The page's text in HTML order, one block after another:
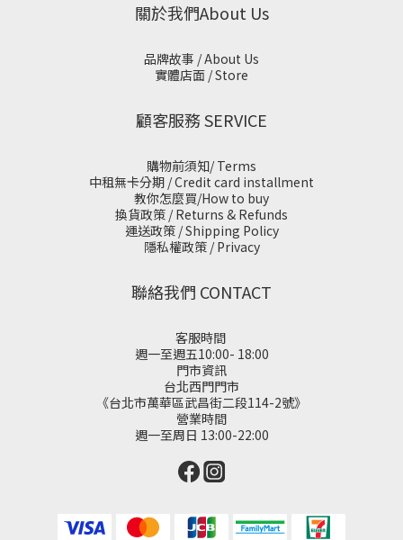
關於我們About Us
品牌故事 / About Us
實體店面 / Store
顧客服務 SERVICE
購物前須知/ Terms
中租無卡分期 / Credit card installment
教你怎麼買/How to buy
換貨政策 / Returns & Refunds
運送政策 / Shipping Policy
隱私權政策 / Privacy
聯絡我們 CONTACT
客服時間
週一至週五10:00- 18:00
門市資訊
台北西門門市
《台北市萬華區武昌街二段114-2號》
營業時間
週一至周日 13:00-22:00